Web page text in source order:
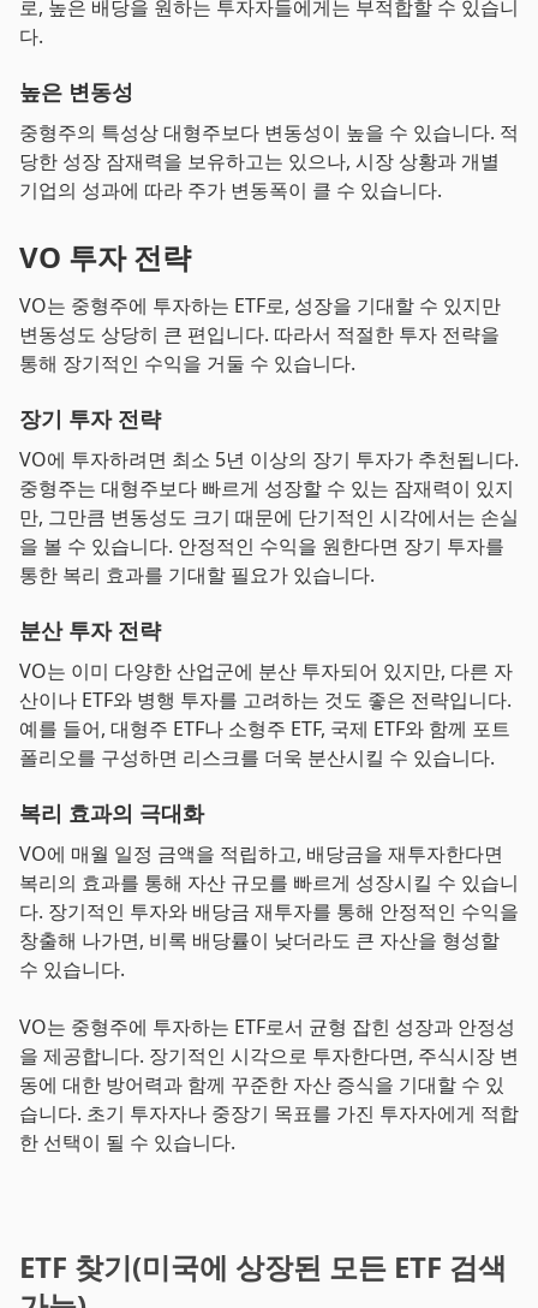
로, 높은 배당을 원하는 투자자들에게는 부적합할 수 있습니
다.
높은 변동성
중형주의 특성상 대형주보다 변동성이 높을 수 있습니다. 적
당한 성장 잠재력을 보유하고는 있으나, 시장 상황과 개별
기업의 성과에 따라 주가 변동폭이 클 수 있습니다.
VO 투자 전략
VO는 중형주에 투자하는 ETF로, 성장을 기대할 수 있지만
변동성도 상당히 큰 편입니다. 따라서 적절한 투자 전략을
통해 장기적인 수익을 거둘 수 있습니다.
장기 투자 전략
VO에 투자하려면 최소 5년 이상의 장기 투자가 추천됩니다.
중형주는 대형주보다 빠르게 성장할 수 있는 잠재력이 있지
만, 그만큼 변동성도 크기 때문에 단기적인 시각에서는 손실
을 볼 수 있습니다. 안정적인 수익을 원한다면 장기 투자를
통한 복리 효과를 기대할 필요가 있습니다.
분산 투자 전략
VO는 이미 다양한 산업군에 분산 투자되어 있지만, 다른 자
산이나 ETF와 병행 투자를 고려하는 것도 좋은 전략입니다.
예를 들어, 대형주 ETF나 소형주 ETF, 국제 ETF와 함께 포트
폴리오를 구성하면 리스크를 더욱 분산시킬 수 있습니다.
복리 효과의 극대화
VO에 매월 일정 금액을 적립하고, 배당금을 재투자한다면
복리의 효과를 통해 자산 규모를 빠르게 성장시킬 수 있습니
다. 장기적인 투자와 배당금 재투자를 통해 안정적인 수익을
창출해 나가면, 비록 배당률이 낮더라도 큰 자산을 형성할
수 있습니다.
VO는 중형주에 투자하는 ETF로서 균형 잡힌 성장과 안정성
을 제공합니다. 장기적인 시각으로 투자한다면, 주식시장 변
동에 대한 방어력과 함께 꾸준한 자산 증식을 기대할 수 있
습니다. 초기 투자자나 중장기 목표를 가진 투자자에게 적합
한 선택이 될 수 있습니다.
ETF 찾기(미국에 상장된 모든 ETF 검색